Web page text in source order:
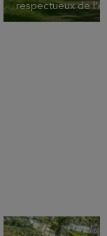
respectueux de